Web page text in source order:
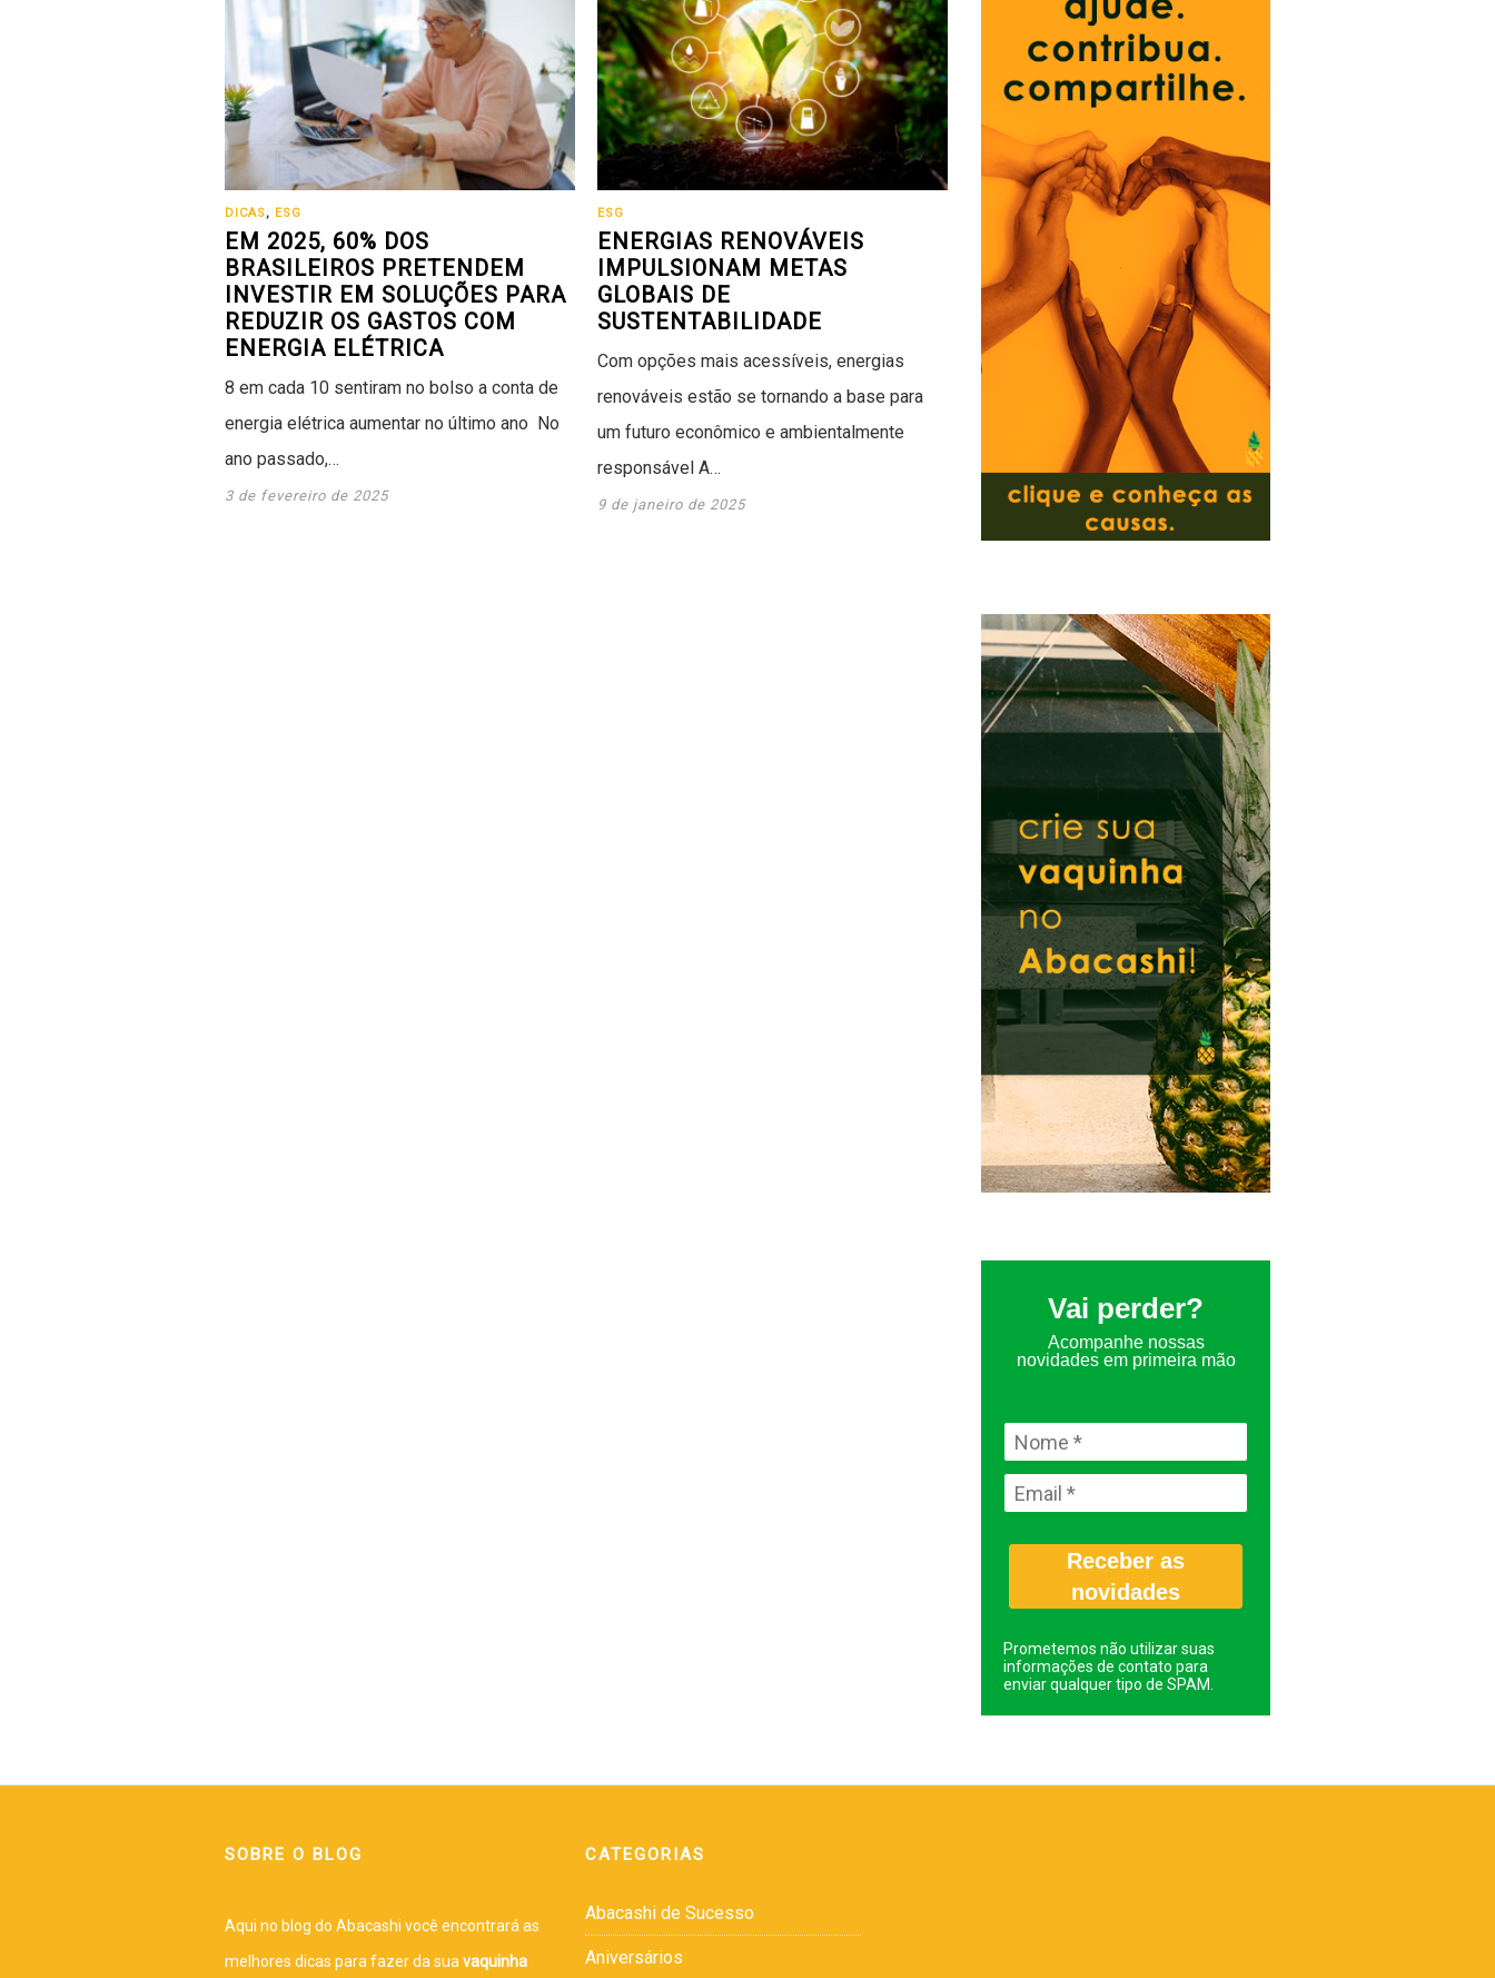
DICAS, ESG
EM 2025, 60% DOS
BRASILEIROS PRETENDEM
INVESTIR EM SOLUÇÕES PARA
REDUZIR OS GASTOS COM
ENERGIA ELÉTRICA
8 em cada 10 sentiram no bolso a conta de
energia elétrica aumentar no último ano No
ano passado,…
3 de fevereiro de 2025
ESG
ENERGIAS RENOVÁVEIS
IMPULSIONAM METAS
GLOBAIS DE
SUSTENTABILIDADE
Com opções mais acessíveis, energias
renováveis estão se tornando a base para
um futuro econômico e ambientalmente
responsável A…
9 de janeiro de 2025
Vai perder?
Acompanhe nossas
novidades em primeira mão
Receber as
novidades
Prometemos não utilizar suas
informações de contato para
enviar qualquer tipo de SPAM.
SOBRE O BLOG
Aqui no blog do Abacashi você encontrará as
melhores dicas para fazer da sua vaquinha
CATEGORIAS
Abacashi de Sucesso
Aniversários